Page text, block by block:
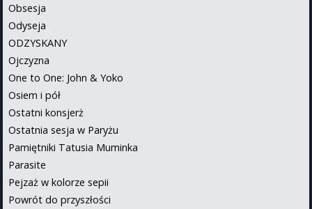
Obsesja
Odyseja
ODZYSKANY
Ojczyzna
One to One: John & Yoko
Osiem i pół
Ostatni konsjerż
Ostatnia sesja w Paryżu
Pamiętniki Tatusia Muminka
Parasite
Pejzaż w kolorze sepii
Powrót do przyszłości